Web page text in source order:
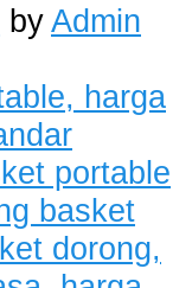
byAdmin